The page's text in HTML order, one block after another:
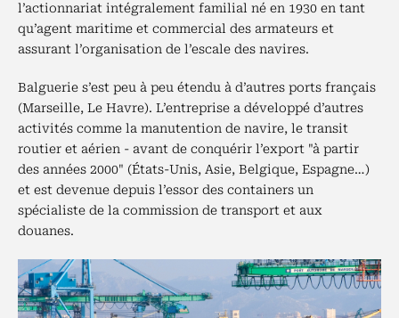
l’actionnariat intégralement familial né en 1930 en tant
qu’agent maritime et commercial des armateurs et
assurant l’organisation de l’escale des navires.
Balguerie s’est peu à peu étendu à d’autres ports français
(Marseille, Le Havre). L’entreprise a développé d’autres
activités comme la manutention de navire, le transit
routier et aérien - avant de conquérir l’export "à partir
des années 2000" (États-Unis, Asie, Belgique, Espagne…)
et est devenue depuis l’essor des containers un
spécialiste de la commission de transport et aux
douanes.